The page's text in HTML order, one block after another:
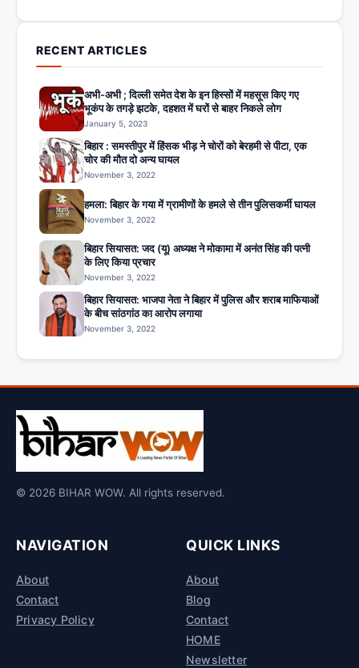
RECENT ARTICLES
अभी-अभी ; दिल्ली समेत देश के इन हिस्सों में महसूस किए गए
भूकंप के तगड़े झटके, दहशत में घरों से बाहर निकले लोग
January 5, 2023
बिहार : समस्तीपुर में हिंसक भीड़ ने चोरों को बेरहमी से पीटा, एक
चोर की मौत दो अन्य घायल
November 3, 2022
हमला: बिहार के गया में ग्रामीणों के हमले से तीन पुलिसकर्मी घायल
November 3, 2022
बिहार सियासत: जद (यू) अध्यक्ष ने मोकामा में अनंत सिंह की पत्नी
के लिए किया प्रचार
November 3, 2022
बिहार सियासत: भाजपा नेता ने बिहार में पुलिस और शराब माफियाओं
के बीच सांठगांठ का आरोप लगाया
November 3, 2022
© 2026 BIHAR WOW. All rights reserved.
NAVIGATION
About
Contact
Privacy Policy
QUICK LINKS
About
Blog
Contact
HOME
Newsletter